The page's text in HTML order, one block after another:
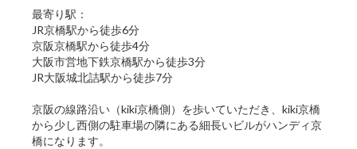
最寄り駅：
JR京橋駅から徒歩6分
京阪京橋駅から徒歩4分
大阪市営地下鉄京橋駅から徒歩3分
JR大阪城北詰駅から徒歩7分
京阪の線路沿い（kiki京橋側）を歩いていただき、kiki京橋
から少し西側の駐車場の隣にある細長いビルがハンディ京
橋になります。